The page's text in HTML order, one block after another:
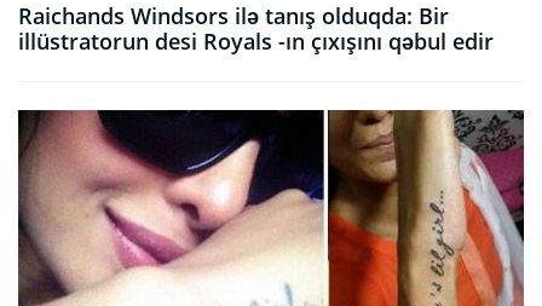
Raichands Windsors ilə tanış olduqda: Bir
illüstratorun desi Royals -ın çıxışını qəbul edir